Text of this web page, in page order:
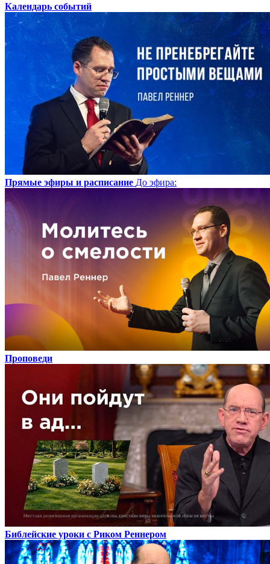
Календарь событий
Прямые эфиры и расписание До эфира:
Проповеди
Библейские уроки с Риком Реннером